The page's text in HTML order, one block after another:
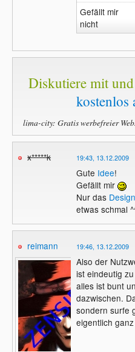
Gefällt mir
nicht
Diskutiere mit
kostenlos
lima-city: Gratis werbefreier
x*****k 19:43, 13.12.2009
Gute Idee!
Gefällt mir
Nur das Design
etwas schmal
reimann 19:46, 13.12.2009
Also der
ist eindeutig
alles ist bunt
dazwischen.
sondern surfe
eigentlich